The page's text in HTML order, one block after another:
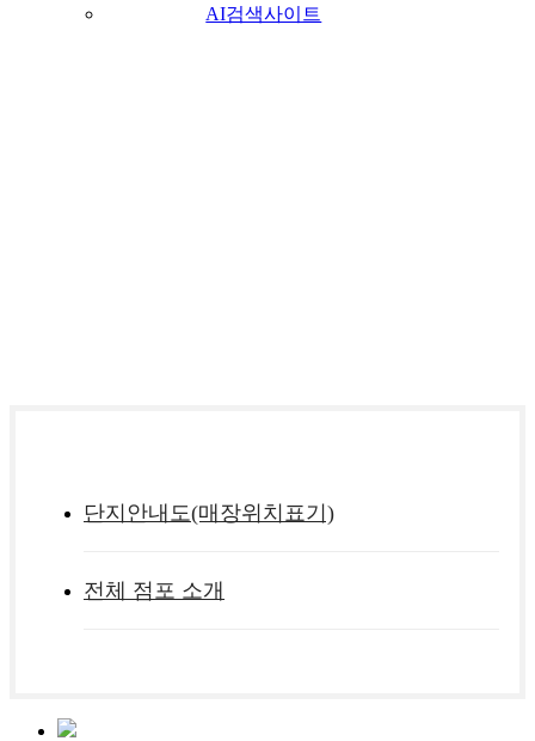
AI검색사이트
단지안내도(매장위치표기)
전체 점포 소개